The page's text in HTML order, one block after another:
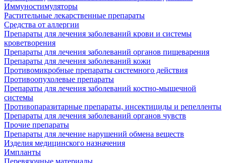
Иммуностимуляторы
Растительные лекарственные препараты
Средства от аллергии
Препараты для лечения заболеваний крови и системы
кроветворения
Препараты для лечения заболеваний органов пищеварения
Препараты для лечения заболеваний кожи
Противомикробные препараты системного действия
Противоопухолевые препараты
Препараты для лечения заболеваний костно-мышечной
системы
Противопаразитарные препараты, инсектициды и репелленты
Препараты для лечения заболеваний органов чувств
Прочие препараты
Препараты для лечение нарушений обмена веществ
Изделия медицинского назначения
Импланты
Перевязочные материалы